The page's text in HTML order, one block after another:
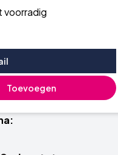
voorradig
Toevoegen